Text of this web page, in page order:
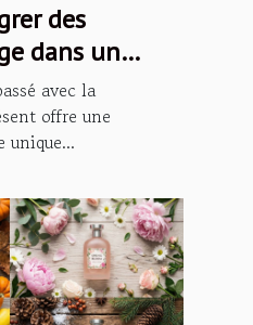
des
dans un
?
avec la
offre une
unique...